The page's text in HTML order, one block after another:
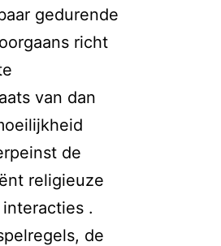
gedurende
richt
van dan
de
religieuze
.
de